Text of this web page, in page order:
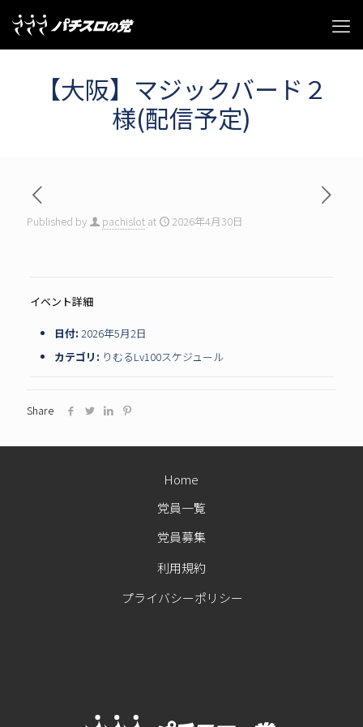
【大阪】マジックバード２
様(配信予定)
Published by pachislot at 2026年4月30日
イベント詳細
日付: 2026年5月2日
カテゴリ: りむるLv100スケジュール
Share
党員一覧
党員募集
利用規約
Home
プライバシーポリシー